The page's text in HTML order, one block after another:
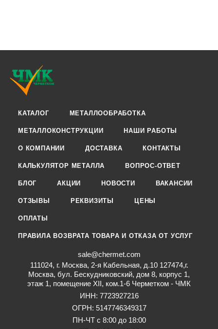
КАТАЛОГ МЕТАЛЛООБРАБОТКА
МЕТАЛЛОКОНСТРУКЦИИ НАШИ РАБОТЫ
О КОМПАНИИ ДОСТАВКА КОНТАКТЫ
КАЛЬКУЛЯТОР МЕТАЛЛА ВОПРОС-ОТВЕТ
БЛОГ АКЦИИ НОВОСТИ ВАКАНСИИ
ОТЗЫВЫ РЕКВИЗИТЫ ЦЕНЫ
ОПЛАТЫ
ПРАВИЛА ВОЗВРАТА ТОВАРА И ОТКАЗА ОТ УСЛУГ
sale@chermet.com
111024, г. Москва, 2-я Кабельная, д.10 127474,г.
Москва, бул. Бескудниковский, дом 8, корпус 1,
этаж 1, помещение XII, ком.1-6 Черметком - ЧМК
ИНН: 7723927216
ОГРН: 5147746349317
ПН-ЧТ с 8:00 до 18:00